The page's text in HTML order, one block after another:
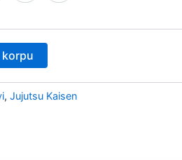
korpu
, Jujutsu Kaisen